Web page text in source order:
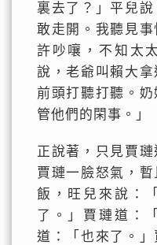
裏去了？」平兒
敢走開。我聽見
許吵嚷，不知太
說，老爺叫賴大
前頭打聽打聽。
管他們的閑事。」
正說著，只見賈
賈璉一臉怒氣，
飯，旺兒來說：
了。」賈璉道：
道：「也來了。